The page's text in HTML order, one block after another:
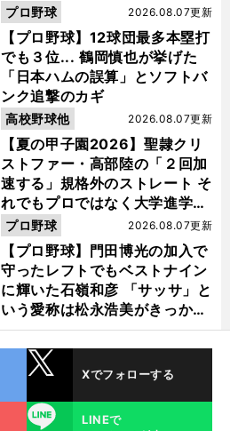
【プロ野球】12球団最多本塁打
でも３位... 鶴岡慎也が挙げた
「日本ハムの誤算」とソフトバ
ンク追撃のカギ
2026.08.07更新
プロ野球
【夏の甲子園2026】聖隷クリ
ストファー・高部陸の「２回加
速する」規格外のストレート そ
れでもプロではなく大学進学を
選ぶ理由
2026.08.07更新
高校野球他
【プロ野球】門田博光の加入で
守ったレフトでもベストナイン
に輝いた石嶺和彦 「サッサ」と
いう愛称は松永浩美がきっか
け？
2026.08.07更新
プロ野球
Xでフォローする
LINE
LINEで